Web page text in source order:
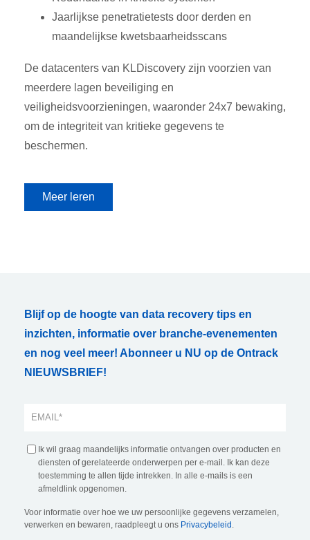
Jaarlijkse penetratietests door derden en
maandelijkse kwetsbaarheidsscans
De datacenters van KLDiscovery zijn voorzien van
meerdere lagen beveiliging en
veiligheidsvoorzieningen, waaronder 24x7 bewaking,
om de integriteit van kritieke gegevens te
beschermen.
Meer leren
Blijf op de hoogte van data recovery tips en
inzichten, informatie over branche-evenementen
en nog veel meer! Abonneer u NU op de Ontrack
NIEUWSBRIEF!
Ik wil graag maandelijks informatie ontvangen over producten en
diensten of gerelateerde onderwerpen per e-mail. Ik kan deze
toestemming te allen tijde intrekken. In alle e-mails is een
afmeldlink opgenomen.
Voor informatie over hoe we uw persoonlijke gegevens verzamelen,
verwerken en bewaren, raadpleegt u ons Privacybeleid .